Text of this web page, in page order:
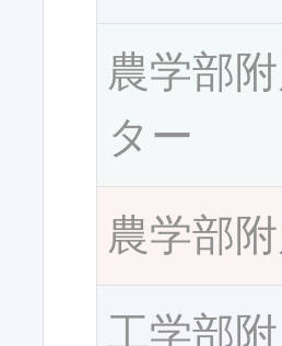
農学部
ター
農学部
工学部